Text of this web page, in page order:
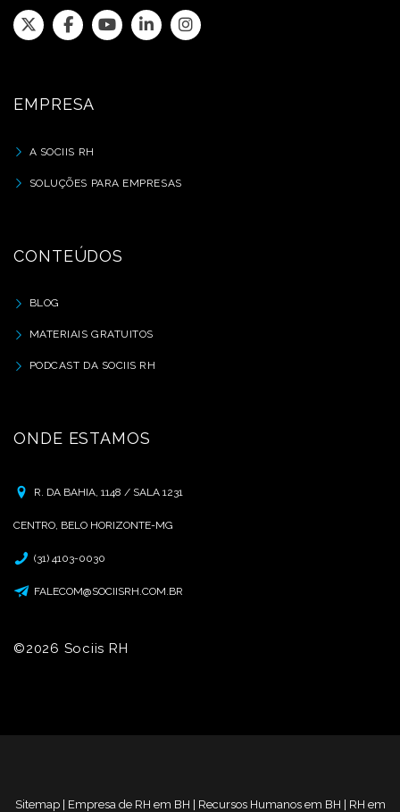
EMPRESA
A SOCIIS RH
SOLUÇÕES PARA EMPRESAS
CONTEÚDOS
BLOG
MATERIAIS GRATUITOS
PODCAST DA SOCIIS RH
ONDE ESTAMOS
R. DA BAHIA, 1148 / SALA 1231
CENTRO, BELO HORIZONTE-MG
(31) 4103-0030
FALECOM@SOCIISRH.COM.BR
©2026 Sociis RH
Sitemap| Empresa de RH em BH Recursos Humanos em BH RH em